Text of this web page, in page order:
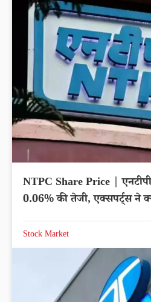
NTPC Share Price |
0.06% की तेजी, एक्सपर्ट्स ने
Stock Market